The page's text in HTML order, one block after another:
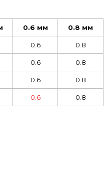
0.6 мм 0.8 мм
0.6 0.8
0.6 0.8
0.6 0.8
0.6 0.8